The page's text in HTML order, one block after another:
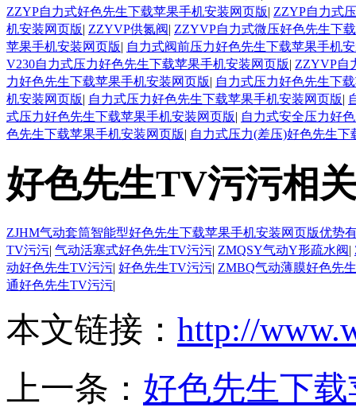
ZZYP自力式好色先生下载苹果手机安装网页版| ZZYP自力式
机安装网页版| ZZYVP供氮阀| ZZYVP自力式微压好色先生下
苹果手机安装网页版| 自力式阀前压力好色先生下载苹果手机
V230自力式压力好色先生下载苹果手机安装网页版| ZZYVP自
力好色先生下载苹果手机安装网页版| 自力式压力好色先生下
机安装网页版| 自力式压力好色先生下载苹果手机安装网页版|
式压力好色先生下载苹果手机安装网页版| 自力式安全压力好
色先生下载苹果手机安装网页版| 自力式压力(差压)好色先生
好色先生TV污污相
ZJHM气动套筒智能型好色先生下载苹果手机安装网页版优势
TV污污| 气动活塞式好色先生TV污污| ZMQSY气动Y形疏水阀|
动好色先生TV污污| 好色先生TV污污| ZMBQ气动薄膜好色先
通好色先生TV污污|
本文链接： http://
上一条： 好色先生下